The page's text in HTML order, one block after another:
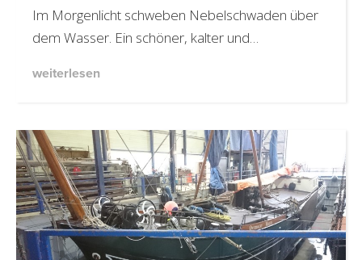
Im Morgenlicht schweben Nebelschwaden über
dem Wasser. Ein schöner, kalter und…
weiterlesen